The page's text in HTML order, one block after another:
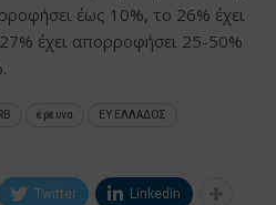
έως 10%, το 26% έχει
έχει απορροφήσει 25-50%
έρευνα ΕΥ ΕΛΛΑΔΟΣ
Twitter Linkedin